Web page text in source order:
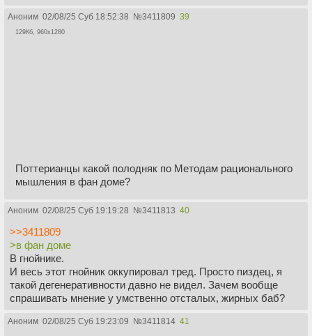
Аноним 02/08/25 Суб 18:52:38 №3411809 39
129Кб, 960x1280
Поттерианцы какой полодняк по Методам рационального
мышления в фан доме?
Аноним 02/08/25 Суб 19:19:28 №3411813 40
>>3411809
>в фан доме
В гнойнике.
И весь этот гнойник оккупировал тред. Просто пиздец, я
такой дегенеративности давно не видел. Зачем вообще
спрашивать мнение у умственно отсталых, жирных баб?
Аноним 02/08/25 Суб 19:23:09 №3411814 41